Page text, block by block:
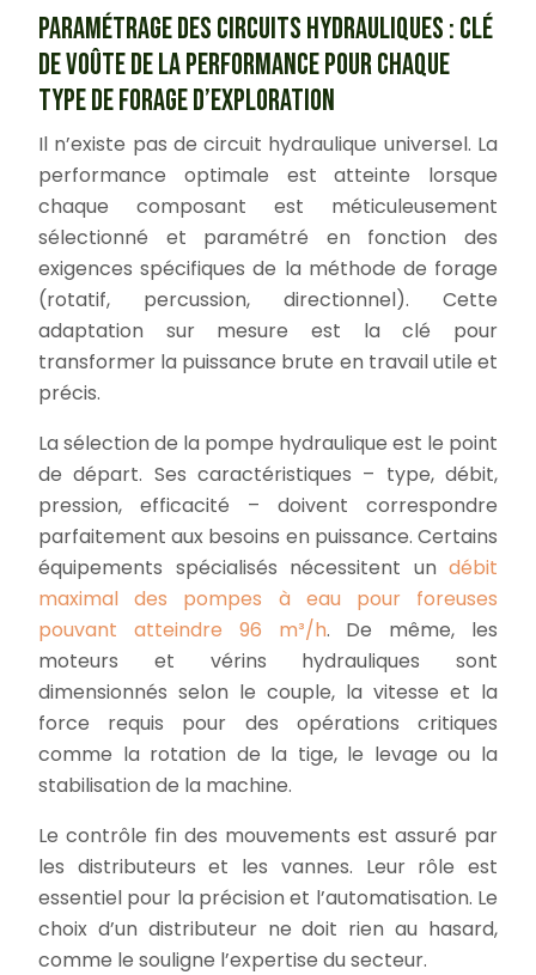
PARAMÉTRAGE DES CIRCUITS HYDRAULIQUES : CLÉ
DE VOÛTE DE LA PERFORMANCE POUR CHAQUE
TYPE DE FORAGE D’EXPLORATION
Il n’existe pas de circuit hydraulique universel. La
performance optimale est atteinte lorsque
chaque composant est méticuleusement
sélectionné et paramétré en fonction des
exigences spécifiques de la méthode de forage
(rotatif, percussion, directionnel). Cette
adaptation sur mesure est la clé pour
transformer la puissance brute en travail utile et
précis.
La sélection de la pompe hydraulique est le point
de départ. Ses caractéristiques – type, débit,
pression, efficacité – doivent correspondre
parfaitement aux besoins en puissance. Certains
équipements spécialisés nécessitent un débit
maximal des pompes à eau pour foreuses
pouvant atteindre 96 m³/h. De même, les
moteurs et vérins hydrauliques sont
dimensionnés selon le couple, la vitesse et la
force requis pour des opérations critiques
comme la rotation de la tige, le levage ou la
stabilisation de la machine.
Le contrôle fin des mouvements est assuré par
les distributeurs et les vannes. Leur rôle est
essentiel pour la précision et l’automatisation. Le
choix d’un distributeur ne doit rien au hasard,
comme le souligne l’expertise du secteur.